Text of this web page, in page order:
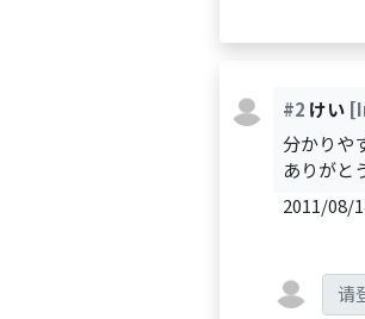
#2 けい
分かりや
ありがと
2011/08/